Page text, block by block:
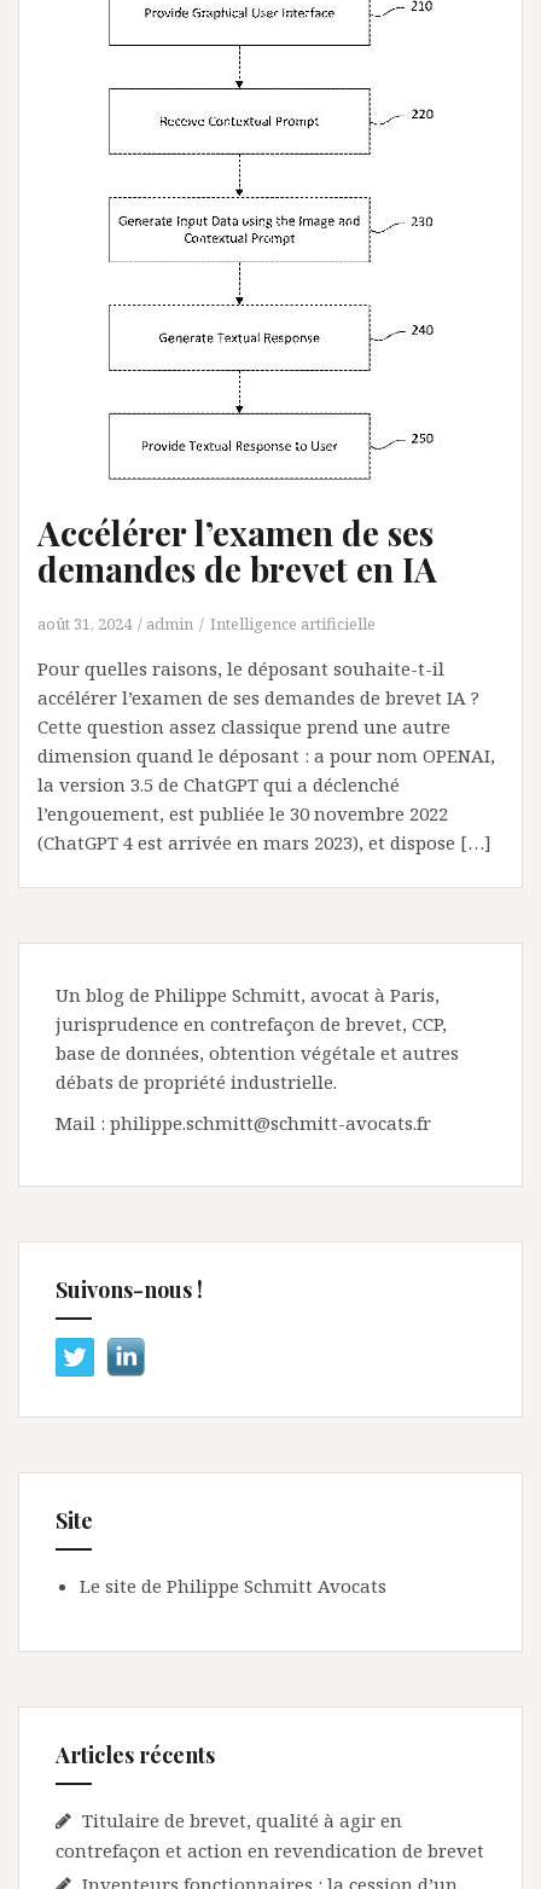
Accélérer l’examen de ses
demandes de brevet en IA
août 31, 2024 admin Intelligence artificielle
Pour quelles raisons, le déposant souhaite-t-il
accélérer l’examen de ses demandes de brevet IA ?
Cette question assez classique prend une autre
dimension quand le déposant : a pour nom OPENAI,
la version 3.5 de ChatGPT qui a déclenché
l’engouement, est publiée le 30 novembre 2022
(ChatGPT 4 est arrivée en mars 2023), et dispose […]
Un blog de Philippe Schmitt, avocat à Paris,
jurisprudence en contrefaçon de brevet, CCP,
base de données, obtention végétale et autres
débats de propriété industrielle.
Mail : philippe.schmitt@schmitt-avocats.fr
Suivons-nous !
Site
Le site de Philippe Schmitt Avocats
Articles récents
Titulaire de brevet, qualité à agir en
contrefaçon et action en revendication de brevet
Inventeurs fonctionnaires : la cession d’un